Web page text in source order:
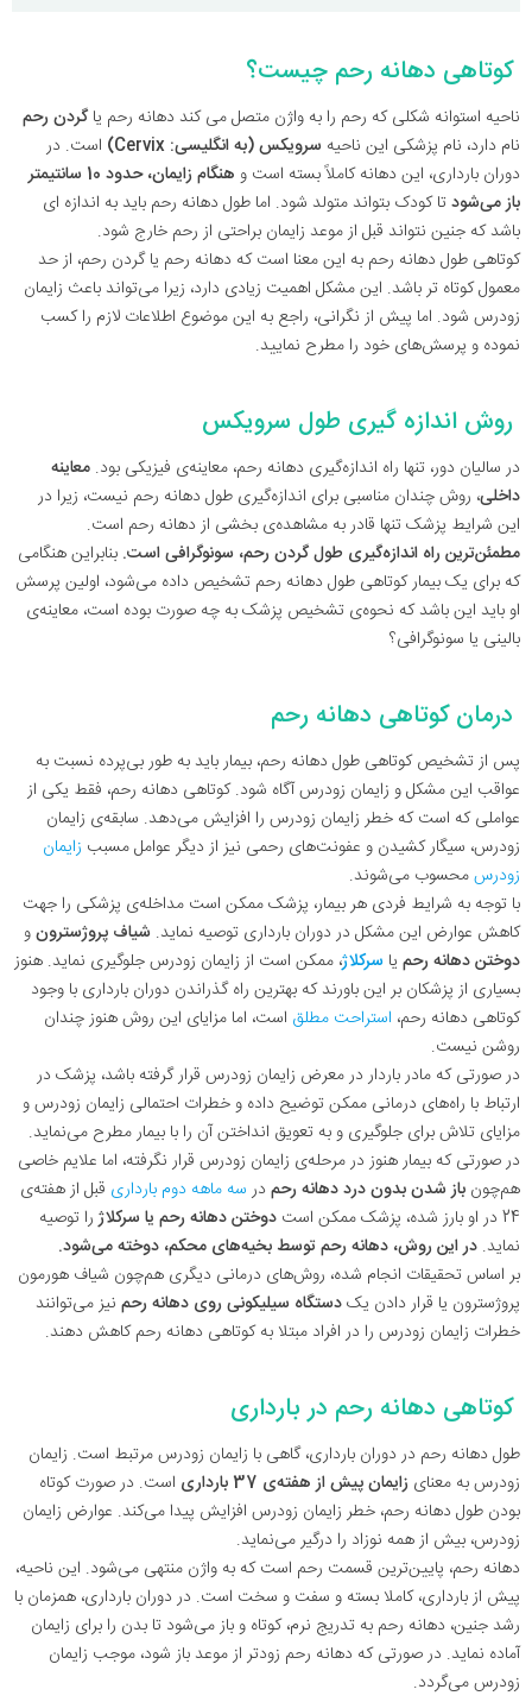
کوتاهی دهانه رحم چیست؟
ناحیه استوانه شکلی که رحم را به واژن متصل می کند دهانه رحم یا گردن رحم
نام دارد، نام پزشکی این ناحیه سرویکس (به انگلیسی: Cervix)
است. در
دوران بارداری، این دهانه کاملاً بسته است و
هنگام زایمان، حدود 10 سانتیمتر
باز می‌شودتا کودک بتواند متولد شود. اما طول دهانه رحم باید به اندازه ای
باشد که جنین نتواند قبل از موعد زایمان براحتی از رحم خارج شود.
کوتاهی طول دهانه رحم به این معنا است که دهانه رحم یا گردن رحم، از حد
معمول کوتاه تر باشد. این مشکل اهمیت زیادی دارد، زیرا می‌تواند باعث زایمان
زودرس شود. اما پیش از نگرانی، راجع به این موضوع اطلاعات لازم را کسب
نموده و پرسش‌های خود را مطرح نمایید.
روش اندازه گیری طول سرویکس
در سالیان دور، تنها راه اندازه‌گیری دهانه‌ رحم، معاینه‌ی فیزیکی بود. معاینه‌
داخلی، روش چندان مناسبی برای اندازه‌گیری طول دهانه رحم نیست، زیرا در
این شرایط پزشک تنها قادر به مشاهده‌ی بخشی از دهانه رحم است.
مطمئن‌ترین راه اندازه‌گیری طول گردن رحم، سونوگرافی است. بنابراین هنگامی
که برای یک بیمار کوتاهی طول دهانه رحم تشخیص داده می‌شود، اولین پرسش
او باید این باشد که نحوه‌ی تشخیص پزشک به چه صورت بوده است، معاینه‌ی
بالینی یا سونوگرافی؟
درمان کوتاهی دهانه رحم
پس از تشخیص کوتاهی طول دهانه رحم، بیمار باید به طور بی‌پرده نسبت به
عواقب این مشکل و زایمان زودرس آگاه شود. کوتاهی‌ دهانه رحم، فقط یکی از
عواملی که است که خطر زایمان زودرس را افزایش می‌دهد. سابقه‌ی زایمان
زودرس، سیگار کشیدن و عفونت‌های رحمی نیز از دیگر عوامل مسبب زایمان
زودرسمحسوب می‌شوند.
با توجه به شرایط فردی هر بیمار، پزشک ممکن است مداخله‌ی پزشکی را جهت
کاهش عوارض این مشکل در دوران بارداری توصیه نماید. شیاف پروژسترونو
دوختن دهانه رحم یا سرکلاژ، ممکن است از زایمان زودرس جلوگیری نماید. هنوز
بسیاری از پزشکان بر این باورند که بهترین راه گذراندن دوران بارداری با وجود
کوتاهی دهانه رحم، استراحت مطلق است، اما مزایای این روش هنوز چندان
روشن نیست.
در صورتی که مادر باردار در معرض زایمان زودرس قرار گرفته باشد، پزشک در
ارتباط با راه‌های درمانی ممکن توضیح داده و خطرات احتمالی زایمان زودرس و
مزایای تلاش برای جلوگیری و به تعویق انداختن آن را با بیمار مطرح می‌نماید.
در صورتی که بیمار هنوز در مرحله‌ی زایمان زودرس قرار نگرفته، اما علایم خاصی
هم‌چون باز شدن بدون درد دهانه رحم در سه ماهه‌ دوم بارداری قبل از هفته‌ی
24 در او بارز شده، پزشک ممکن است
دوختن دهانه رحم یا سرکلاژ را توصیه
نماید. در این روش، دهانه‌ رحم توسط بخیه‌های محکم، دوخته می‌شود.
بر اساس تحقیقات انجام شده، روش‌های درمانی دیگری هم‌چون شیاف هورمون
پروژسترون یا قرار دادن یکدستگاه سیلیکونی روی دهانه رحم نیز می‌توانند
خطرات زایمان زودرس را در افراد مبتلا به کوتاهی دهانه رحم کاهش دهند.
کوتاهی دهانه رحم در بارداری
طول دهانه رحم در دوران بارداری، گاهی با زایمان زودرس مرتبط است. زایمان
زودرس به معنای زایمان پیش از هفته‌ی 37 بارداری
است. در صورت کوتاه
بودن طول دهانه رحم، خطر زایمان زودرس افزایش پیدا می‌کند. عوارض زایمان
زودرس، بیش از همه نوزاد را درگیر می‌نماید.
دهانه رحم، پایین‌ترین قسمت رحم است که به واژن منتهی می‌شود. این ناحیه،
پیش از بارداری، کاملا بسته و سفت و سخت است. در دوران بارداری، همزمان با
رشد جنین، دهانه رحم به تدریج نرم، کوتاه و باز می‌شود تا بدن را برای زایمان
آماده نماید. در صورتی که دهانه رحم زودتر از موعد باز شود، موجب زایمان
زودرس می‌گردد.